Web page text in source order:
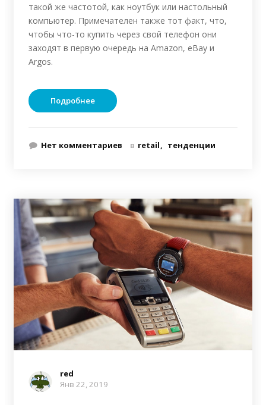
такой же частотой, как ноутбук или настольный
компьютер. Примечателен также тот факт, что,
чтобы что-то купить через свой телефон они
заходят в первую очередь на Amazon, eBay и
Argos.
Подробнее
Нет комментариев в retail тенденции
red
Янв 22, 2019